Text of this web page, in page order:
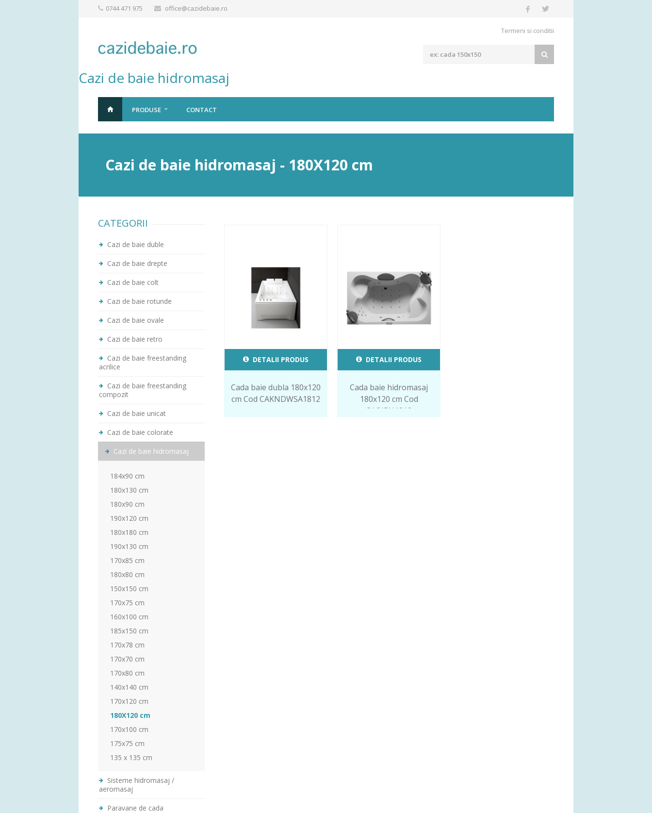
0744 471 975 office@cazidebaie.ro
Termeni si conditii
Cazi de baie hidromasaj
PRODUSE CONTACT
Cazi de baie hidromasaj - 180X120 cm
CATEGORII
Cazi de baie duble
Cazi de baie drepte
Cazi de baie colt
Cazi de baie rotunde
Cazi de baie ovale
Cazi de baie retro
Cazi de baie freestanding
acrilice
Cazi de baie freestanding
compozit
Cazi de baie unicat
Cazi de baie colorate
Cazi de baie hidromasaj
184x90 cm
180x130 cm
180x90 cm
190x120 cm
180x180 cm
190x130 cm
170x85 cm
180x80 cm
150x150 cm
170x75 cm
160x100 cm
185x150 cm
170x78 cm
170x70 cm
170x80 cm
140x140 cm
170x120 cm
180X120 cm
170x100 cm
175x75 cm
135 x 135 cm
Sisteme hidromasaj /
aeromasaj
Paravane de cada
DETALII PRODUS
Cada baie dubla 180x120
cm Cod CAKNDWSA1812
DETALII PRODUS
Cada baie hidromasaj
180x120 cm Cod
CAOIRH1812